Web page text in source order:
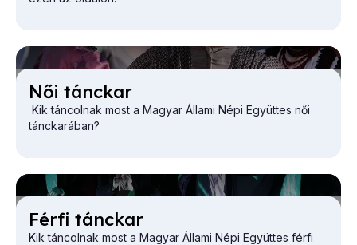
Női tánc­kar
Kik táncolnak most a Magyar Állami Népi Együttes női
tánckarában?
Fér­fi tánc­kar
Kik táncolnak most a Magyar Állami Népi Együttes férfi